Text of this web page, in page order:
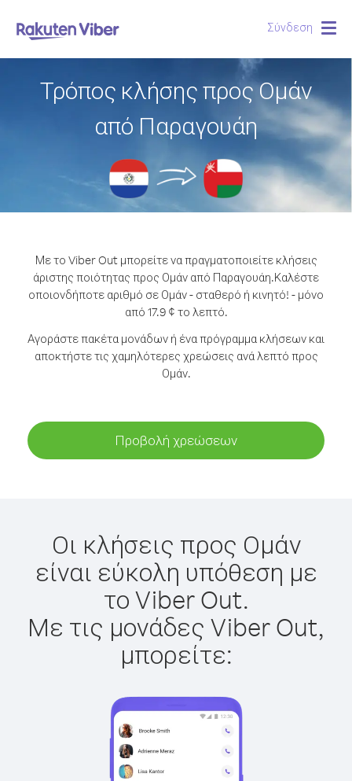
Σύνδεση
Τρόπος κλήσης προς Ομάν
από Παραγουάη
Με το Viber Out μπορείτε να πραγματοποιείτε κλήσεις
άριστης ποιότητας προς Ομάν από Παραγουάη.Καλέστε
οποιονδήποτε αριθμό σε Ομάν - σταθερό ή κινητό! - μόνο
από 17.9 ¢ το λεπτό.
Αγοράστε πακέτα μονάδων ή ένα πρόγραμμα κλήσεων και
αποκτήστε τις χαμηλότερες χρεώσεις ανά λεπτό προς
Ομάν.
Προβολή χρεώσεων
Οι κλήσεις προς Ομάν
είναι εύκολη υπόθεση με
το Viber Out.
Με τις μονάδες Viber Out,
μπορείτε: